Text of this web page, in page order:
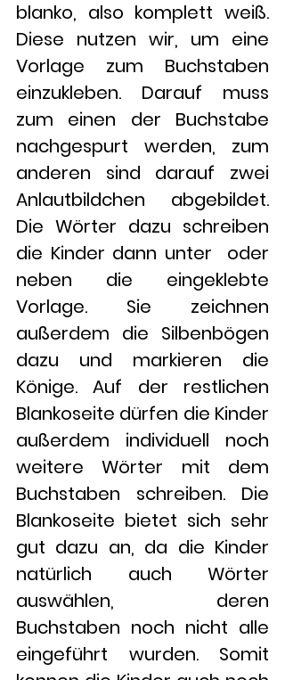
blanko, also komplett weiß.
Diese nutzen wir, um eine
Vorlage zum Buchstaben
einzukleben. Darauf muss
zum einen der Buchstabe
nachgespurt werden, zum
anderen sind darauf zwei
Anlautbildchen abgebildet.
Die Wörter dazu schreiben
die Kinder dann unter  oder
neben die eingeklebte
Vorlage. Sie zeichnen
außerdem die Silbenbögen
dazu und markieren die
Könige. Auf der restlichen
Blankoseite dürfen die Kinder
außerdem individuell noch
weitere Wörter mit dem
Buchstaben schreiben. Die
Blankoseite bietet sich sehr
gut dazu an, da die Kinder
natürlich auch Wörter
auswählen, deren
Buchstaben noch nicht alle
eingeführt wurden. Somit